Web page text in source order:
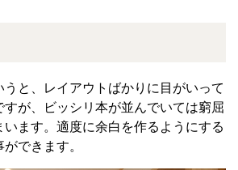
と、レイアウトばかりに目がいって
すが、ビッシリ本が並んでいては窮屈
ます。適度に余白を作るようにする
できます。